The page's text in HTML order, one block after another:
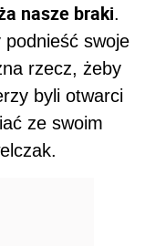
nasze braki.
swoje
rzecz, żeby
byli otwarci
ze swoim